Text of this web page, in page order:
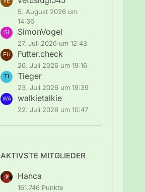
5. August 2026 um
14:36
SimonVogel
27. Juli 2026 um 12:43
Futter.check
26. Juli 2026 um 19:16
Tieger
23. Juli 2026 um 19:39
walkietalkie
22. Juli 2026 um 10:47
AKTIVSTE MITGLIEDER
Hanca
161.746 Punkte